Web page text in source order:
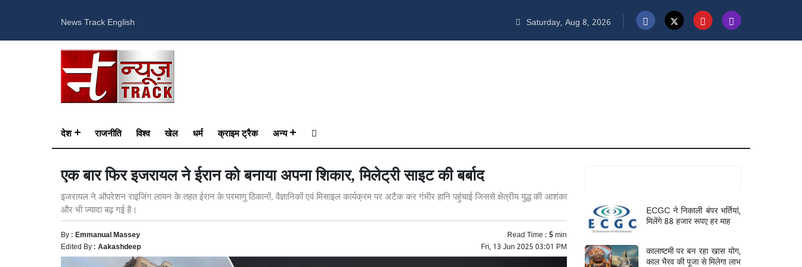
News Track English Saturday, Aug 8, 2026
देश राजनीति विश्व खेल धर्म क्राइम ट्रैक अन्य
एक बार फिर इजरायल ने ईरान को बनाया अपना शिकार, मिलेट्री साइट की बर्बाद
इजरायल ने ऑपरेशन राइजिंग लायन के तहत ईरान के परमाणु ठिकानों, वैज्ञानिकों एवं मिसाइल कार्यक्रम पर अटैक कर गंभीर हानि पहुंचाई जिससे क्षेत्रीय युद्ध की आशंका
और भी ज्यादा बढ़ गई है।
By :Emmanual Massey Read Time :5min
Edited By :Aakashdeep Fri, 13 Jun 2025 03:01 PM
ECGC ने निकाली बंपर भर्तियां,
मिलेंगे 88 हजार रूपए हर माह
कालाष्टमी पर बन रहा खास योग,
काल भैरव की पूजा से मिलेगा लाभ